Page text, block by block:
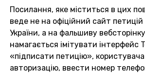
Посилання, яке міститься в цих
веде не на офіційний сайт
України, а на фальшиву
намагається імітувати інтерфейс
«підписати петицію»,
авторизацію, ввести номер